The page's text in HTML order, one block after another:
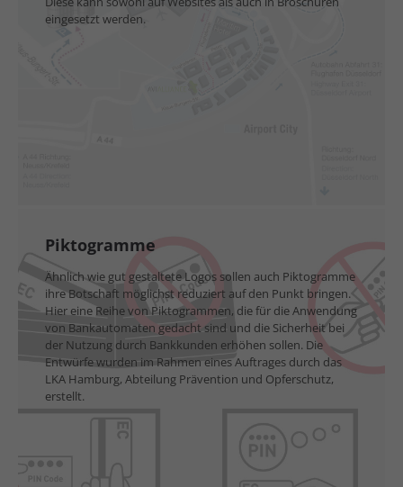
eingesetzt werden.
Piktogramme
Ähnlich wie gut gestaltete Logos sollen auch Piktogramme
ihre Botschaft möglichst reduziert auf den Punkt bringen.
Hier eine Reihe von Piktogrammen, die für die Anwendung
von Bankautomaten gedacht sind und die Sicherheit bei
der Nutzung durch Bankkunden erhöhen sollen. Die
Entwürfe wurden im Rahmen eines Auftrages durch das
LKA Hamburg, Abteilung Prävention und Opferschutz,
erstellt.